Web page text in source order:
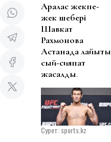
Аралас жекпе-
жек шебері
Шавкат
Рахмоновқа
Астанада лайықты
сый-сияпат
жасалды.
Сурет: sports.kz